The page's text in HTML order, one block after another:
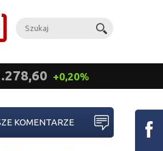
+0,20%
KOMENTARZE